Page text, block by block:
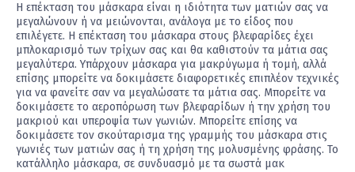
Η επέκταση του μάσκαρα είναι η ιδιότητα των ματιών σας να
μεγαλώνουν ή να μειώνονται, ανάλογα με το είδος που
επιλέγετε. Η επέκταση του μάσκαρα στους βλεφαρίδες έχει
μπλοκαρισμό των τρίχων σας και θα καθιστούν τα μάτια σας
μεγαλύτερα. Υπάρχουν μάσκαρα για μακρύγωμα ή τομή, αλλά
επίσης μπορείτε να δοκιμάσετε διαφορετικές επιπλέον τεχνικές
για να φανείτε σαν να μεγαλώσατε τα μάτια σας. Μπορείτε να
δοκιμάσετε το αεροπόρωση των βλεφαρίδων ή την χρήση του
μακριού και υπεροψία των γωνιών. Μπορείτε επίσης να
δοκιμάσετε τον σκούταρισμα της γραμμής του μάσκαρα στις
γωνιές των ματιών σας ή τη χρήση της μολυσμένης φράσης. Το
κατάλληλο μάσκαρα, σε συνδυασμό με τα σωστά μακ